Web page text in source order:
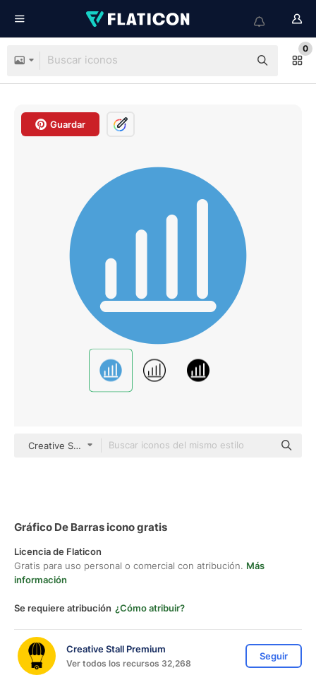
0
Guardar
Creative Stall Premium Flat
Gráfico De Barras icono gratis
Licencia de Flaticon
Gratis para uso personal o comercial con atribución. Más
información
Se requiere atribución ¿Cómo atribuir?
Creative Stall Premium
Ver todos los recursos 32,268
Seguir